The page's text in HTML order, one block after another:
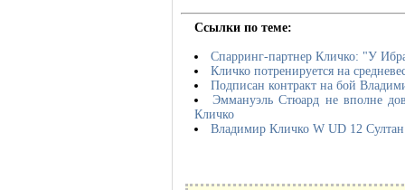
Ссылки по теме:
Спарринг-партнер Кличко: "У
Кличко потренируется на
Подписан контракт на бой
Эммануэль Стюард не вполне
Кличко
Владимир Кличко W UD 12